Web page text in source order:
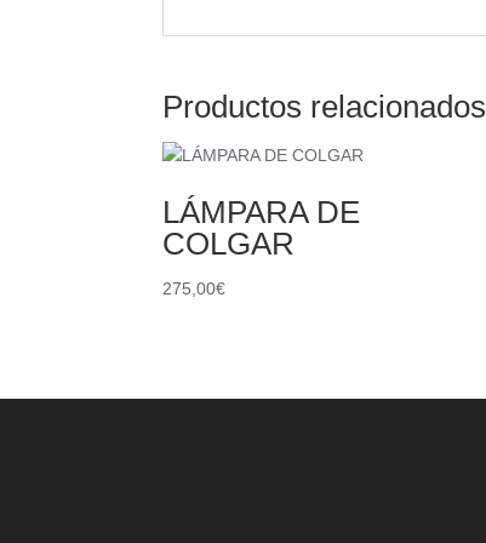
Productos relacionados
LÁMPARA DE
COLGAR
275,00€